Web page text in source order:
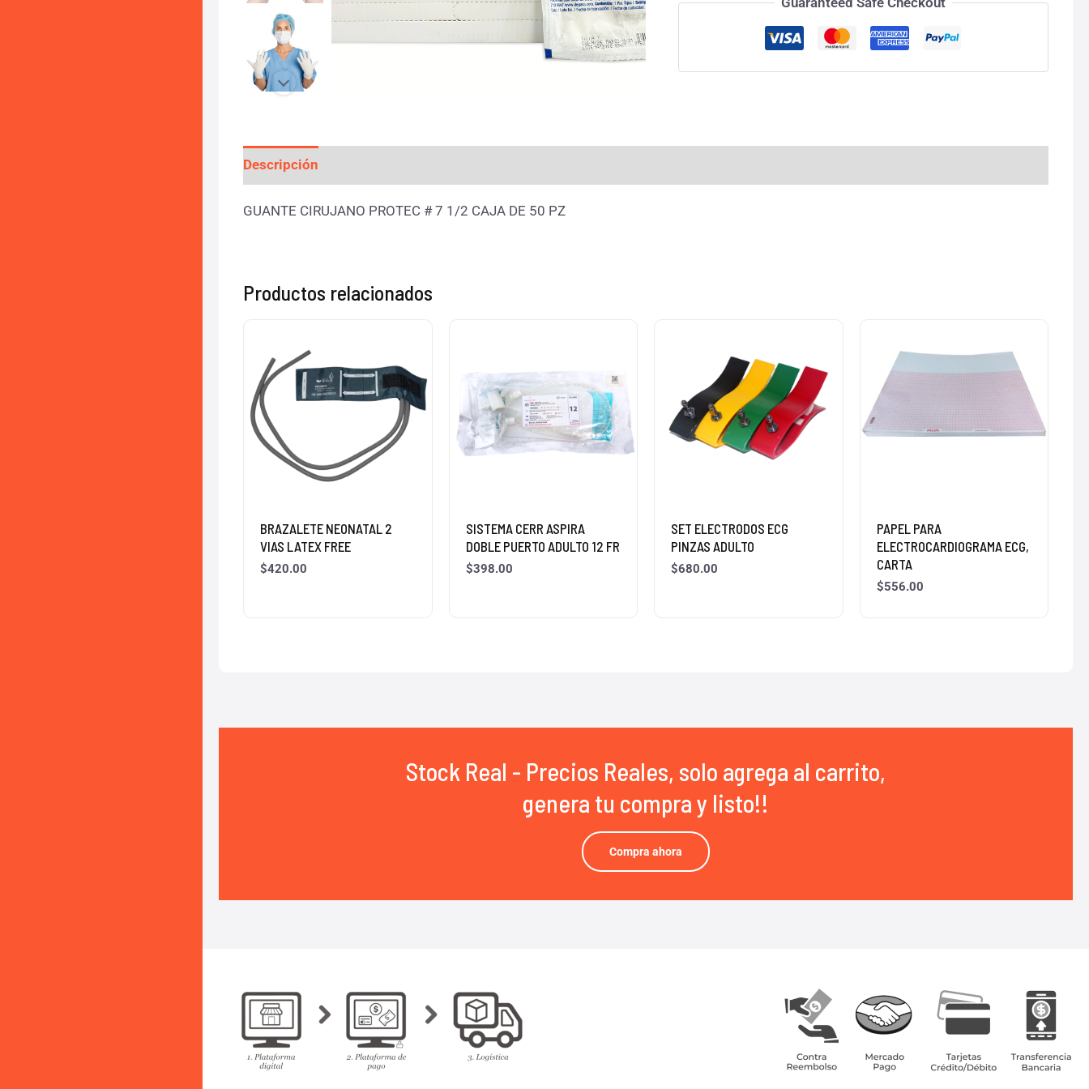
Descripción
GUANTE CIRUJANO PROTEC # 7 1/2 CAJA DE 50 PZ
Productos relacionados
BRAZALETE NEONATAL 2
VIAS LATEX FREE
$420.00
SISTEMA CERR ASPIRA
DOBLE PUERTO ADULTO 12 FR
$398.00
SET ELECTRODOS ECG
PINZAS ADULTO
$680.00
PAPEL PARA
ELECTROCARDIOGRAMA ECG,
CARTA
$556.00
Stock Real - Precios Reales, solo agrega al carrito,
genera tu compra y listo!!
Compra ahora